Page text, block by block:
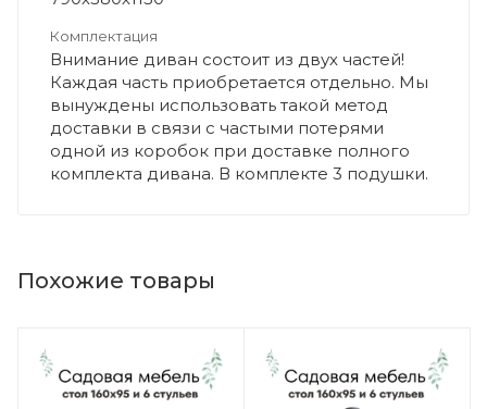
Комплектация
Внимание диван состоит из двух частей!
Каждая часть приобретается отдельно. Мы
вынуждены использовать такой метод
доставки в связи с частыми потерями
одной из коробок при доставке полного
комплекта дивана. В комплекте 3 подушки.
Похожие товары